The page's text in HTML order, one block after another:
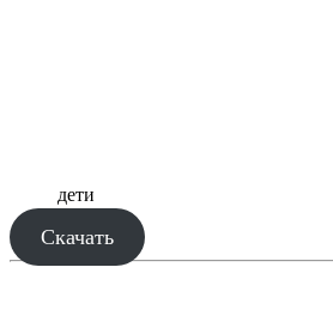
дети
Скачать